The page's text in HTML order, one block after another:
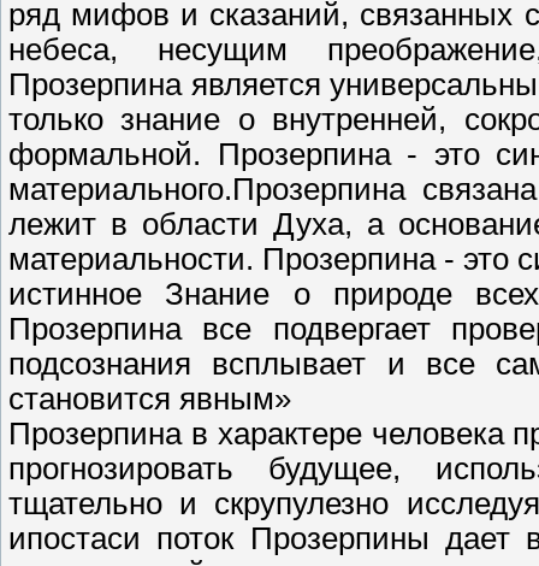
ряд мифов и сказаний,
небеса, несущим
Прозерпина является
только знание о внутренней,
формальной. Прозерпина - это
материального.Прозерпина
лежит в области Духа, а
материальности. Прозерпина - это
истинное Знание о природе
Прозерпина все подвергает
подсознания всплывает и все
становится явным»
Прозерпина в характере человека
прогнозировать будущее,
тщательно и скрупулезно
ипостаси поток Прозерпины дает